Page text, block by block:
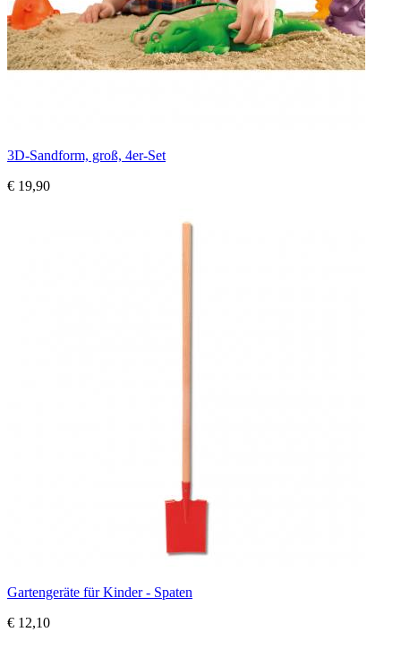
3D-Sandform, groß, 4er-Set
€ 19,90
Gartengeräte für Kinder - Spaten
€ 12,10